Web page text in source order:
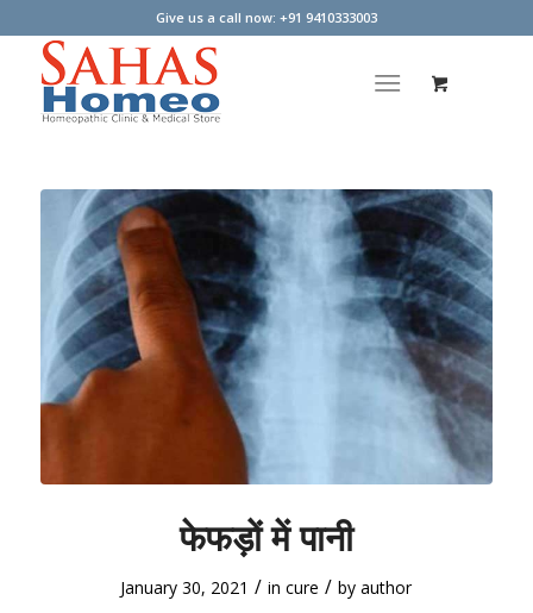
Give us a call now: +91 9410333003
फेफड़ों में पानी
January 30, 2021 / incure / byauthor